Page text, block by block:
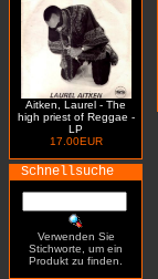
Aitken, Laurel - The
high priest of Reggae -
LP
17.00EUR
Schnellsuche
Verwenden Sie
Stichworte, um ein
Produkt zu finden.